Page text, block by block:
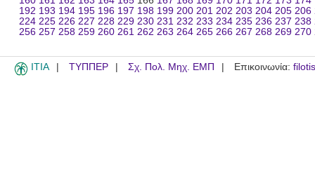
192 193 194 195 196 197 198 199 200 201 202 203 204 205 206
224 225 226 227 228 229 230 231 232 233 234 235 236 237 238
256 257 258 259 260 261 262 263 264 265 266 267 268 269 270
ITIA ΤΥΠΠΕΡ Σχ. Πολ. Μηχ. ΕΜΠ Επικοινωνία: